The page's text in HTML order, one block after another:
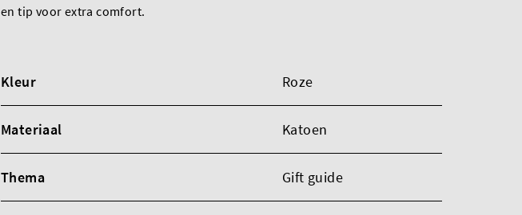
en tip voor extra comfort.
Kleur Roze
Materiaal Katoen
Thema Gift guide